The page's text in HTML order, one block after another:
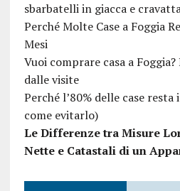
sbarbatelli in giacca e
Perché Molte Case a Foggia
Mesi
Vuoi comprare casa a
dalle visite
Perché l’80% delle case
come evitarlo)
Le Differenze tra Misure
Nette e Catastali di un